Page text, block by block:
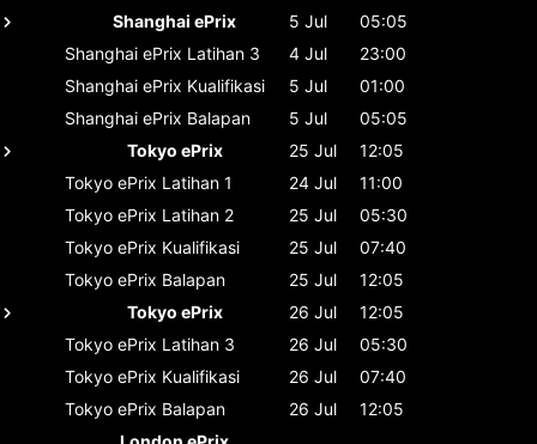
Shanghai ePrix
5 Jul
05:05
Shanghai ePrix Latihan 3 4 Jul
23:00
Shanghai ePrix Kualifikasi 5 Jul
01:00
Shanghai ePrix Balapan 5 Jul
05:05
Tokyo ePrix
25 Jul
12:05
Tokyo ePrix Latihan 1 24 Jul
11:00
Tokyo ePrix Latihan 2 25 Jul
05:30
Tokyo ePrix Kualifikasi 25 Jul
07:40
Tokyo ePrix Balapan 25 Jul
12:05
Tokyo ePrix
26 Jul
12:05
Tokyo ePrix Latihan 3 26 Jul
05:30
Tokyo ePrix Kualifikasi 26 Jul
07:40
Tokyo ePrix Balapan 26 Jul
12:05